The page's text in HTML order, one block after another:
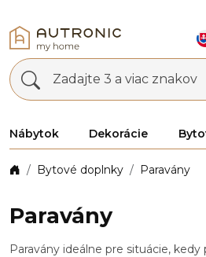
Zadajte 3 a viac znakov
Nábytok Dekorácie
Bytové doplnky Paravány
Paravány
Paravány ideálne pre situácie,